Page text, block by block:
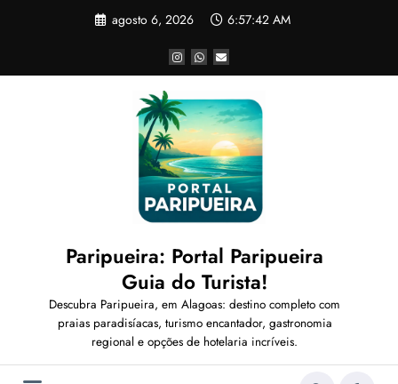
agosto 6, 2026 6:57:44 AM
Paripueira: Portal Paripueira
Guia do Turista!
Descubra Paripueira, em Alagoas: destino completo com
praias paradisíacas, turismo encantador, gastronomia
regional e opções de hotelaria incríveis.